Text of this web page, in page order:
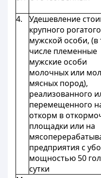
4.
Удешевление
крупного
мужской особи, (в
числе племенные
мужские особи
молочных или
мясных пород),
реализованного
перемещенного
откорм в
площадки или на
предприятия с
мощностью 50
сутки